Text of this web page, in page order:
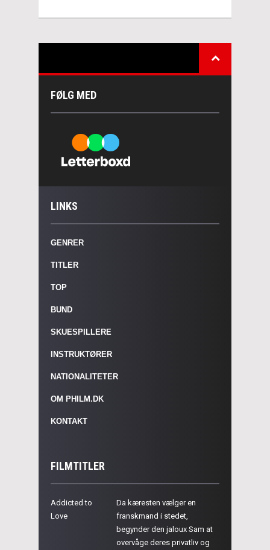
FØLG MED
LINKS
GENRER
TITLER
TOP
BUND
SKUESPILLERE
INSTRUKTØRER
NATIONALITETER
OM PHILM.DK
KONTAKT
FILMTITLER
Addicted to
Love
Da kæresten vælger en
franskmand i stedet,
begynder den jaloux Sam at
overvåge deres privatliv og